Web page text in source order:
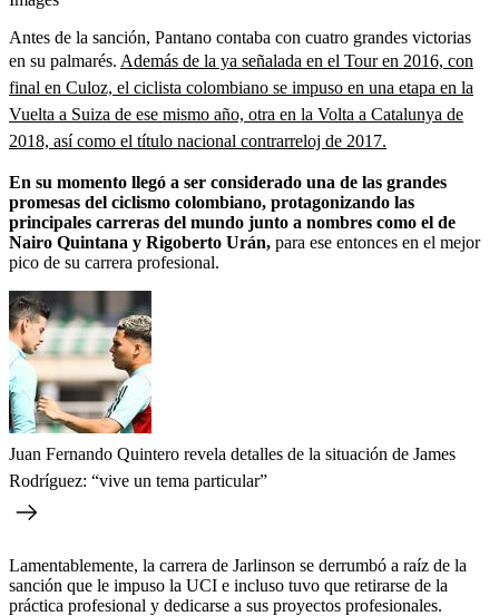
Antes de la sanción, Pantano contaba con cuatro grandes victorias
en su palmarés. Además de la ya señalada en el Tour en 2016, con
final en Culoz, el ciclista colombiano se impuso en una etapa en la
Vuelta a Suiza de ese mismo año, otra en la Volta a Catalunya de
2018, así como el título nacional contrarreloj de 2017.
En su momento llegó a ser considerado una de las grandes
promesas del ciclismo colombiano, protagonizando las
principales carreras del mundo junto a nombres como el de
Nairo Quintana y Rigoberto Urán, para ese entonces en el mejor
pico de su carrera profesional.
Juan Fernando Quintero revela detalles de la situación de James
Rodríguez: “vive un tema particular”
Lamentablemente, la carrera de Jarlinson se derrumbó a raíz de la
sanción que le impuso la UCI e incluso tuvo que retirarse de la
práctica profesional y dedicarse a sus proyectos profesionales.